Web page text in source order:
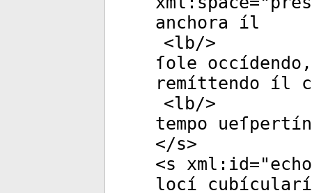
anchora íl
<lb/>
ſole
remíttendo íl
<lb/>
tempo
</s>
<s xml:id="
locí